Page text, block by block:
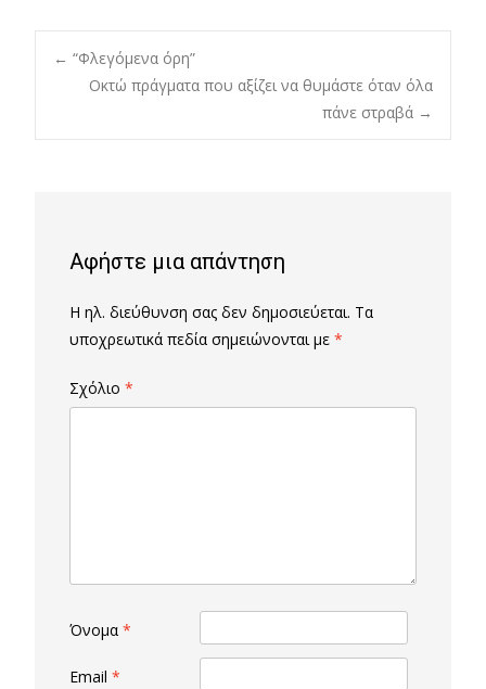
Post
navigation
← “Φλεγόμενα όρη”
Οκτώ πράγματα που αξίζει να θυμάστε όταν όλα
πάνε στραβά →
Αφήστε μια απάντηση
Η ηλ. διεύθυνση σας δεν δημοσιεύεται. Τα
υποχρεωτικά πεδία σημειώνονται με *
Σχόλιο *
Όνομα *
Email *